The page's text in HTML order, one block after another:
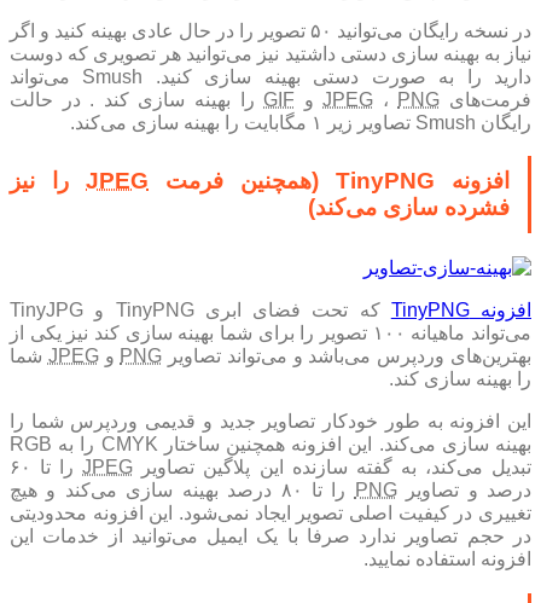
در نسخه رایگان می‌توانید ۵۰ تصویر را در حال عادی بهینه کنید و اگر
نیاز به بهینه سازی دستی داشتید نیز می‌توانید هر تصویری که دوست
دارید را به صورت دستی بهینه سازی کنید. Smush می‌تواند
فرمت‌های
JPEG ، PNG و GIF را بهینه سازی کند . در حالت
رایگان Smush تصاویر زیر ۱ مگابایت را بهینه سازی می‌کند.
افزونه TinyPNG (همچنین فرمت JPEG را نیز
فشرده سازی می‌کند)
افزونه TinyPNG
که تحت فضای ابری TinyPNG و TinyJPG
می‌تواند ماهیانه ۱۰۰ تصویر را برای شما بهینه سازی کند نیز یکی از
بهترین‌های وردپرس می‌باشد و می‌تواند تصاویر PNG وJPEG شما
را بهینه سازی کند.
این افزونه به طور خودکار تصاویر جدید و قدیمی وردپرس شما را
بهینه سازی می‌کند. این افزونه همچنین ساختار CMYK را به RGB
تبدیل می‌کند، به گفته سازنده این پلاگین تصاویر JPEG
را تا ۶۰
درصد و تصاویرPNG
را تا ۸۰ درصد بهینه سازی می‌کند و هیچ
تغییری در کیفیت اصلی تصویر ایجاد نمی‌شود. این افزونه محدودیتی
در حجم تصاویر ندارد صرفا با یک ایمیل می‌توانید از خدمات این
افزونه استفاده نمایید.